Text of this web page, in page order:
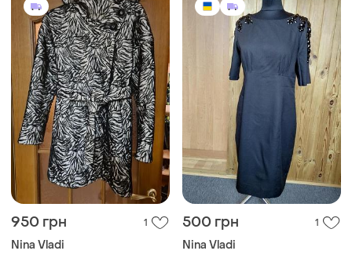
950 грн 1
Nina Vladi
500 грн 1
Nina Vladi